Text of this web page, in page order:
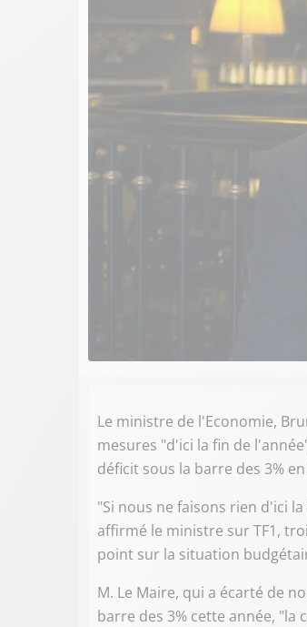
Le ministre de l'Economie,
mesures "d'ici la fin de
déficit sous la barre des 3% en
"Si nous ne faisons rien d'ici
affirmé le ministre sur TF1,
point sur la situation
M. Le Maire, qui a écarté de
barre des 3% cette année,